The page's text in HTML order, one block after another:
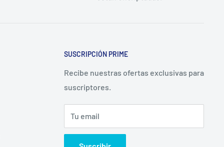
permanente del formato 10×10 cm en bodega
antes de las 14:00, y envío 24–72 horas
ChileCompra) puede solicitar una
SUSCRIPCIÓN PRIME
Recibe nuestras ofertas exclusivas para
suscriptores.
Tu email